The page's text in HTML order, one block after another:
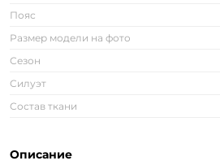
Пояс
Размер модели на фото
Сезон
Силуэт
Состав ткани
Описание